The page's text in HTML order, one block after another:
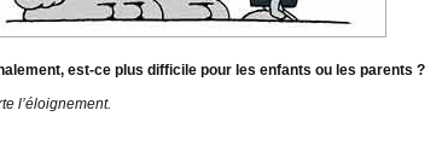
est-ce plus difficile pour les enfants ou les parents ?
l’éloignement.